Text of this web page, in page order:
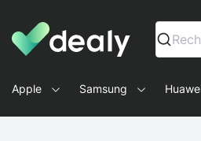
Dealy - Hüllen und Zubehör für
Apple Samsung